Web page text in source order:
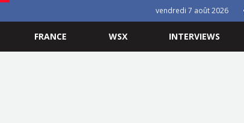
vendredi 7 août 2026
FRANCE WSX INTERVIEWS